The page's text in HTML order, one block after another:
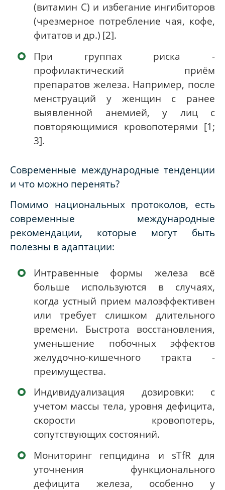
(витамин C) и избегание ингибиторов
(чрезмерное потребление чая, кофе,
фитатов и др.) [2].
При группах риска -
профилактический приём
препаратов железа. Например, после
менструаций у женщин с ранее
выявленной анемией, у лиц с
повторяющимися кровопотерями [1 ;
3].
Современные международные тенденции
и что можно перенять?
Помимо национальных протоколов, есть
современные международные
рекомендации, которые могут быть
полезны в адаптации:
Интравенные формы железа всё
больше используются в случаях,
когда устный прием малоэффективен
или требует слишком длительного
времени. Быстрота восстановления,
уменьшение побочных эффектов
желудочно-кишечного тракта -
преимущества.
Индивидуализация дозировки: с
учетом массы тела, уровня дефицита,
скорости кровопотерь,
сопутствующих состояний.
Мониторинг гепцидина и sTfR для
уточнения функционального
дефицита железа, особенно у